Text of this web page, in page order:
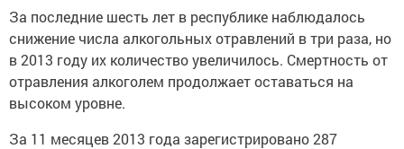
За последние шесть лет в республике наблюдалось
снижение числа алкогольных отравлений в три раза, но
в 2013 году их количество увеличилось. Смертность от
отравления алкоголем продолжает оставаться на
высоком уровне.
За 11 месяцев 2013 года зарегистрировано 287